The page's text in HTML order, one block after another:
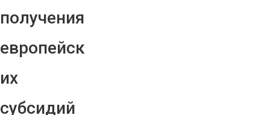
получения
европейск
их
субсидий